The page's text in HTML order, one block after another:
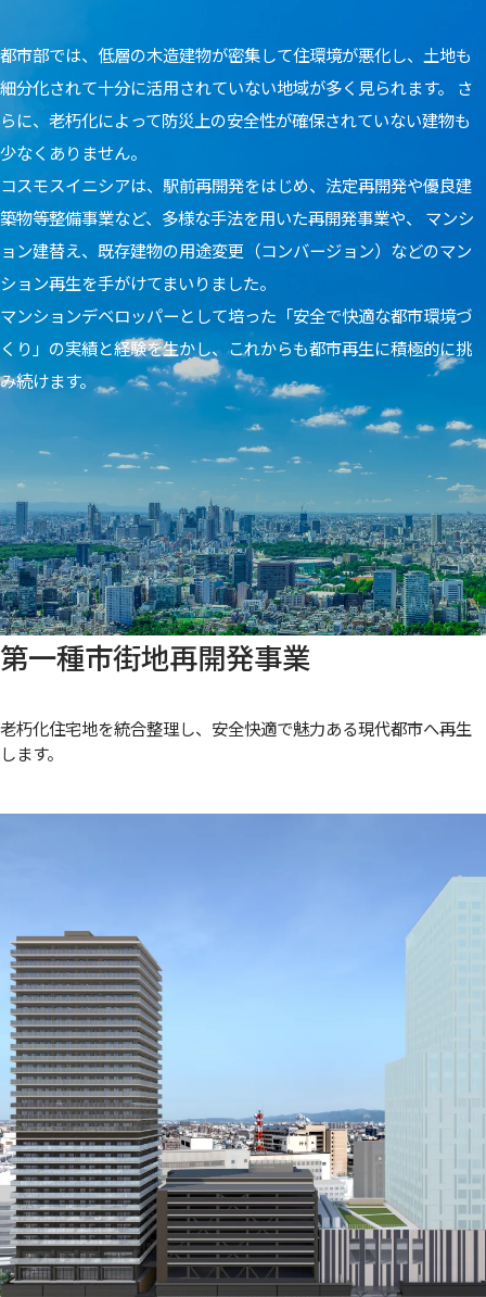
都市部では、低層の木造建物が密集して住環境が悪化し、土地も
細分化されて十分に活用されていない地域が多く見られます。
さ
らに、老朽化によって防災上の安全性が確保されていない建物も
少なくありません。
コスモスイニシアは、駅前再開発をはじめ、法定再開発や優良建
築物等整備事業など、多様な手法を用いた再開発事業や、
マンシ
ョン建替え、既存建物の用途変更（コンバージョン）などのマン
ション再生を手がけてまいりました。
マンションデベロッパーとして培った「安全で快適な都市環境づ
くり」の実績と経験を生かし、これからも都市再生に積極的に挑
み続けます。
第一種市街地再開発事業
老朽化住宅地を統合整理し、安全快適で魅力ある現代都市へ再生
します。